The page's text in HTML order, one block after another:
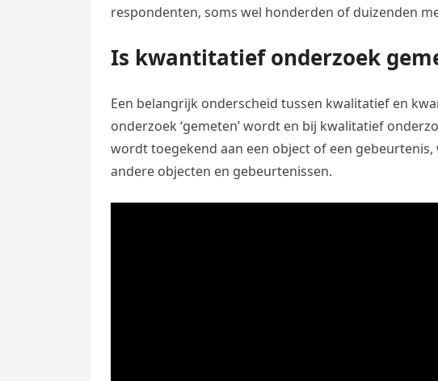
respondenten, soms wel honderden of duizenden
Is kwantitatief onderzoek
Een belangrijk onderscheid tussen kwalitatief en
onderzoek ‘gemeten’ wordt en bij kwalitatief
wordt toegekend aan een object of een
andere objecten en gebeurtenissen.